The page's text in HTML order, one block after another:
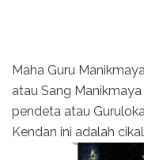
Maha Guru
atau Sang
pendeta atau
Kendan ini adalah